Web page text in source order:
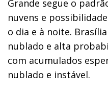
Grande segue o
nuvens e
o dia e à noite.
nublado e alta
com acumulados
nublado e instável.